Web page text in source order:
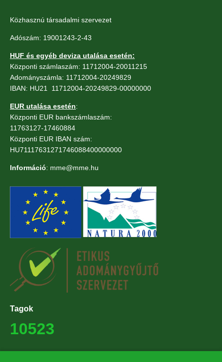
Közhasznú társadalmi szervezet
Adószám: 19001243-2-43
HUF és egyéb deviza utalása esetén:
Központi számlaszám: 11712004-20011215
Adományszámla: 11712004-20249829
IBAN: HU21 11712004-20249829-00000000
EUR utalása esetén:
Központi EUR bankszámlaszám:
11763127-17460884
Központi EUR IBAN szám:
HU71117631271746088400000000
Információ: mme@mme.hu
Tagok
10523